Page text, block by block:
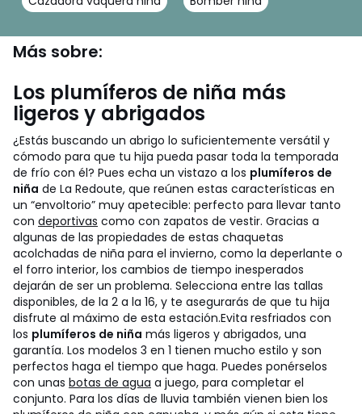
Más sobre:
Los plumíferos de niña más
ligeros y abrigados
¿Estás buscando un abrigo lo suficientemente versátil y
cómodo para que tu hija pueda pasar toda la temporada
de frío con él? Pues echa un vistazo a los plumíferos de
niña de La Redoute, que reúnen estas características en
un “envoltorio” muy apetecible: perfecto para llevar tanto
con deportivas como con zapatos de vestir. Gracias a
algunas de las propiedades de estas chaquetas
acolchadas de niña para el invierno, como la deperlante o
el forro interior, los cambios de tiempo inesperados
dejarán de ser un problema. Selecciona entre las tallas
disponibles, de la 2 a la 16, y te asegurarás de que tu hija
disfrute al máximo de esta estación.Evita resfriados con
los plumíferos de niña más ligeros y abrigados, una
garantía. Los modelos 3 en 1 tienen mucho estilo y son
perfectos haga el tiempo que haga. Puedes ponérselos
con unas botas de agua a juego, para completar el
conjunto. Para los días de lluvia también vienen bien los